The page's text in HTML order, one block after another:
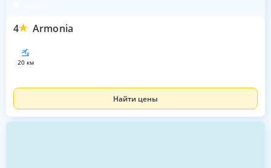
4 Armonia
20 км
Найти цены